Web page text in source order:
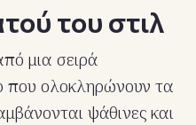
του στιλ
μια σειρά
που ολοκληρώνουν τα
ψάθινες και